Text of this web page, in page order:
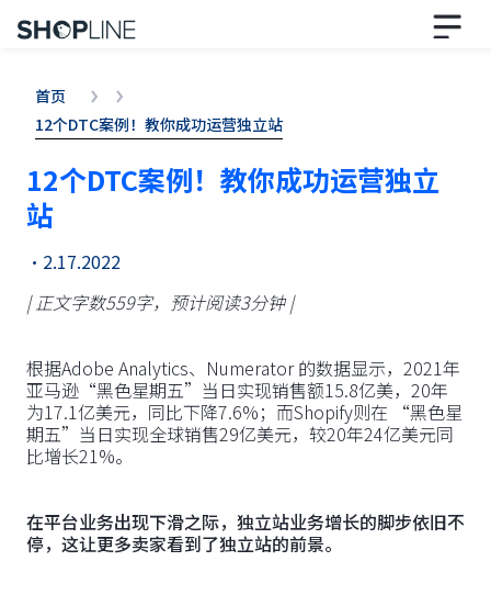
首页
12个DTC案例！教你成功运营独立站
12个DTC案例！教你成功运营独立
站
• 2.17.2022
| 正文字数559字，预计阅读3分钟 |
根据Adobe Analytics、Numerator 的数据显示，2021年
亚马逊“黑色星期五”当日实现销售额15.8亿美，20年
为17.1亿美元，同比下降7.6%；而Shopify则在 “黑色星
期五”当日实现全球销售29亿美元，较20年24亿美元同
比增长21%。
在平台业务出现下滑之际，独立站业务增长的脚步依旧不
停，这让更多卖家看到了独立站的前景。